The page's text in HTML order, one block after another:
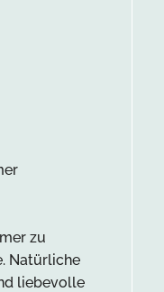
zu
Natürliche
liebevolle